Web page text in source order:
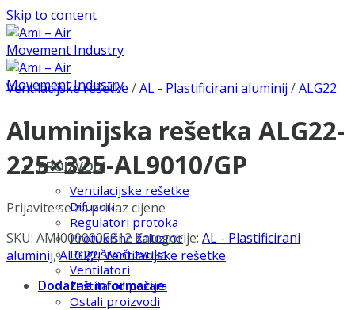
Skip to content
PROIZVODI
Ventilacijske rešetke
Difuzori
Regulatori protoka
Protukišne žaluzine
Prigušivači zvuka
Ventilatori
Zaštita od požara
Ostali proizvodi
Ventilacijske rešetke /AL - Plastificirani aluminij /ALG22
Aluminijska rešetka ALG22-
225×325-AL9010/GP
Prijavite se za prikaz cijene
SKU: AMI0000005812 Kategorije: AL - Plastificirani
aluminij,ALG22,Ventilacijske rešetke
Dodatne informacije